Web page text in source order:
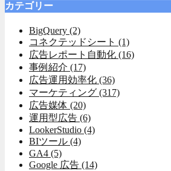
カテゴリー
BigQuery (2)
コネクテッドシート (1)
広告レポート自動化 (16)
事例紹介 (17)
広告運用効率化 (36)
マーケティング (317)
広告媒体 (20)
運用型広告 (6)
LookerStudio (4)
BIツール (4)
GA4 (5)
Google 広告 (14)